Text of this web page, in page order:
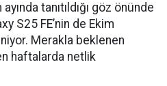
tanıtıldığı göz önünde
S25 FE’nin de Ekim
Merakla beklenen
haftalarda netlik